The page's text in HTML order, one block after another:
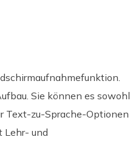
Sie können es sowohl
Text-zu-Sprache-Optionen
Lehr- und